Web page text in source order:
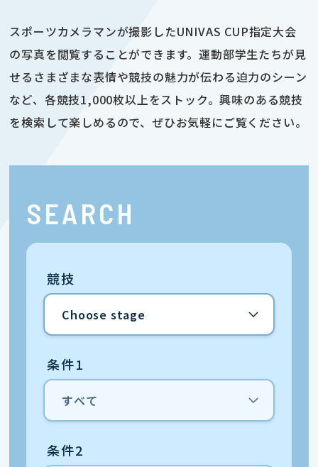
スポーツカメラマンが撮影したUNIVAS CUP指定大会
の写真を閲覧することができます。運動部学生たちが見
せるさまざまな表情や競技の魅力が伝わる迫力のシーン
など、各競技1,000枚以上をストック。興味のある競技
を検索して楽しめるので、ぜひお気軽にご覧ください。
SEARCH
競技
条件1
条件2